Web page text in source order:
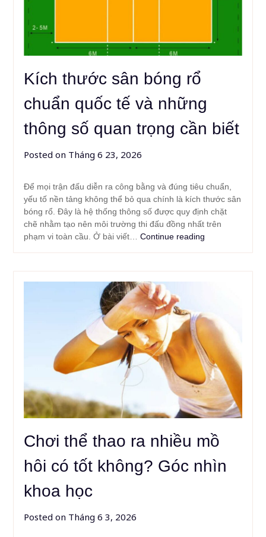
Kích thước sân bóng rổ
chuẩn quốc tế và những
thông số quan trọng cần biết
Posted on Tháng 6 23, 2026
Để mọi trận đấu diễn ra công bằng và đúng tiêu chuẩn,
yếu tố nền tảng không thể bỏ qua chính là kích thước sân
bóng rổ. Đây là hệ thống thông số được quy định chặt
chẽ nhằm tạo nên môi trường thi đấu đồng nhất trên
phạm vi toàn cầu. Ở bài viết… Continue reading
Chơi thể thao ra nhiều mồ
hôi có tốt không? Góc nhìn
khoa học
Posted on Tháng 6 3, 2026